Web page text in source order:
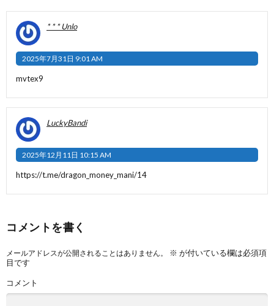
* * * Unlo
2025年7月31日 9:01 AM
mvtex9
LuckyBandi
2025年12月11日 10:15 AM
https://t.me/dragon_money_mani/14
コメントを書く
メールアドレスが公開されることはありません。 ※ が付いている欄は必須項
目です
コメント